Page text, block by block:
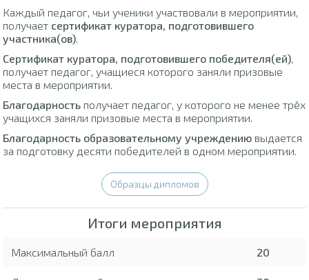
Каждый педагог, чьи ученики участвовали в мероприятии,
получает сертификат куратора, подготовившего
участника(ов).
Сертификат куратора, подготовившего победителя(ей),
получает педагог, учащиеся которого заняли призовые
места в мероприятии.
Благодарность получает педагог, у которого не менее трёх
учащихся заняли призовые места в мероприятии.
Благодарность образовательному учреждению выдается
за подготовку десяти победителей в одном мероприятии.
Образцы дипломов
Итоги мероприятия
Максимальный балл 20